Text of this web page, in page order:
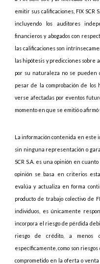
emitir sus calificaciones, FIX SCR
incluyendo los auditores
financieros y abogados con
las calificaciones son
las hipótesis y predicciones sobre
por su naturaleza no se pueden
pesar de la comprobación de los
verse afectadas por eventos
momento en que se emitió o afirmó
La información contenida en este
sin ninguna representación o
SCR S.A. es una opinión en
opinión se basa en criterios
evalúa y actualiza en forma
producto de trabajo colectivo de
individuos, es únicamente
incorpora el riesgo de pérdida
riesgo de crédito, a menos
específicamente, como son riesgos
comprometido en la oferta o